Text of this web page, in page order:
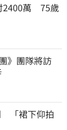
萬　75歲
》團隊將訪
「裙下仰拍